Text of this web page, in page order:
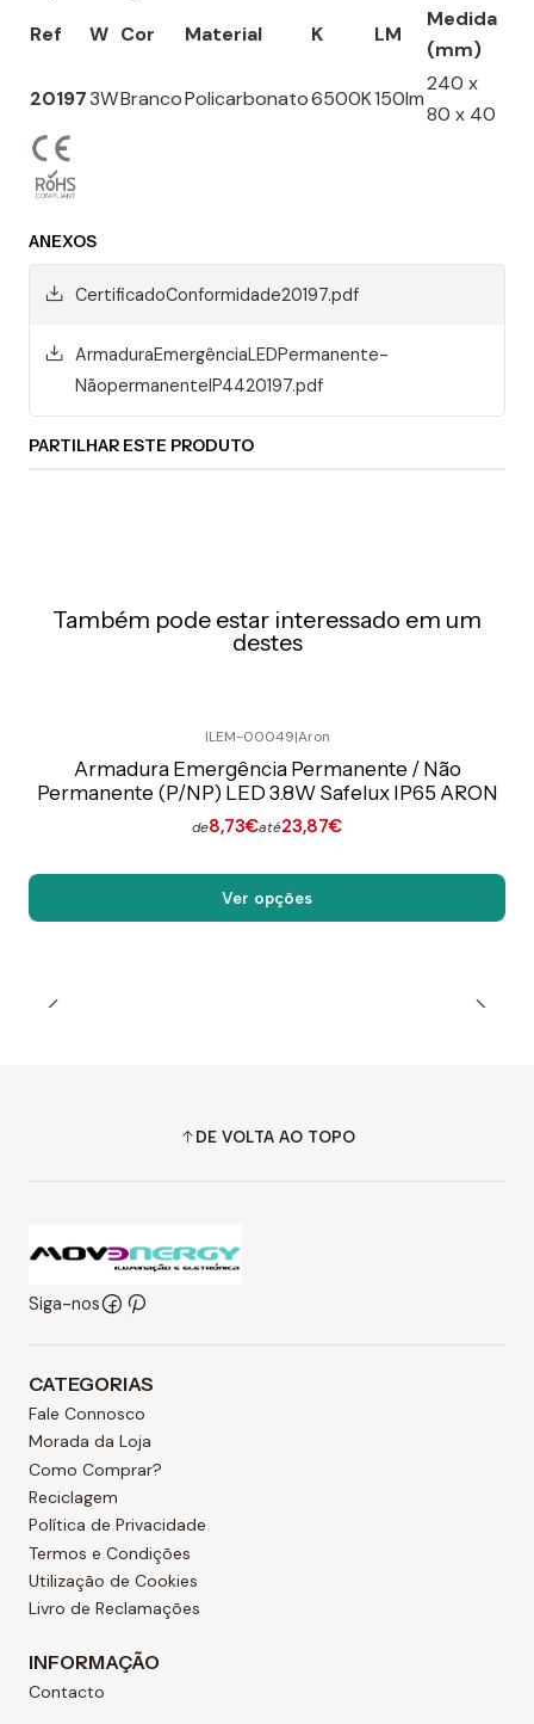
Ref
W Cor Material K LM
Medida
(mm)
201973WBrancoPolicarbonato6500K150lm
240 x
80 x 40
ANEXOS
CertificadoConformidade20197.pdf
ArmaduraEmergênciaLEDPermanente-
NãopermanenteIP4420197.pdf
PARTILHAR ESTE PRODUTO
Também pode estar interessado em um
destes
ILEM-00049|Aron
Armadura Emergência Permanente / Não
Permanente (P/NP) LED 3.8W Safelux IP65 ARON
de8,73€até23,87€
Ver opções
DE VOLTA AO TOPO
Siga-nos
CATEGORIAS
Fale Connosco
Morada da Loja
Como Comprar?
Reciclagem
Política de Privacidade
Termos e Condições
Utilização de Cookies
Livro de Reclamações
INFORMAÇÃO
Contacto